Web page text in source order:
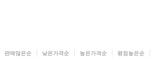
판매많은순 낮은가격순 높은가격순 평점높은순